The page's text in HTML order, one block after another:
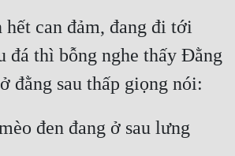
hết can đảm, đang đi tới
đá thì bỗng nghe thấy Đằng
đen đang ở sau lưng